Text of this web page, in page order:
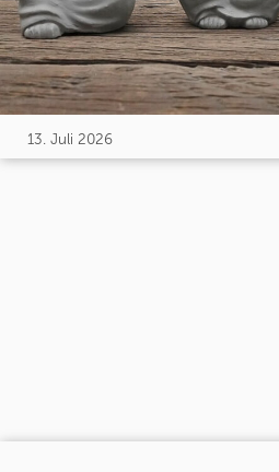
13. Juli 2026